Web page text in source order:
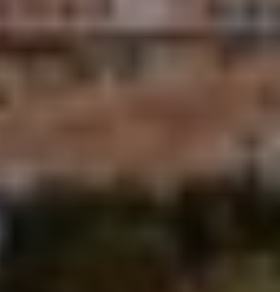
EN SALTA
ALTURA